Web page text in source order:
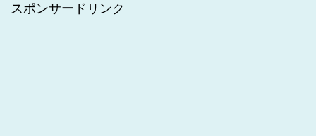
スポンサードリンク